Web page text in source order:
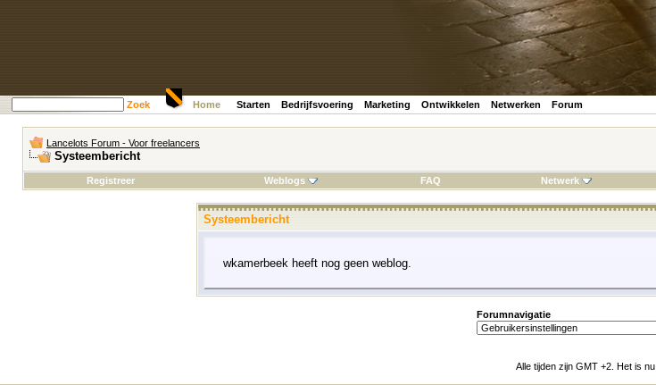
Zoek Home Starten Bedrijfsvoering Marketing Ontwikkelen Netwerken Forum
Lancelots Forum - Voor freelancers
Systeembericht
Registreer
Weblogs FAQ Netwerk
Systeembericht
wkamerbeek heeft nog geen weblog.
Forumnavigatie
Alle tijden zijn GMT +2. Het is nu